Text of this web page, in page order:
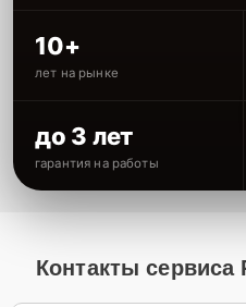
10+
лет на рынке
до 3 лет
гарантия на работы
Контакты